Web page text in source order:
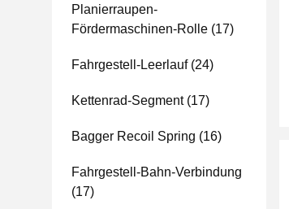
Planierraupen-
Fördermaschinen-Rolle (17)
Fahrgestell-Leerlauf(24)
Kettenrad-Segment(17)
Bagger Recoil Spring (16)
Fahrgestell-Bahn-Verbindung
(17)